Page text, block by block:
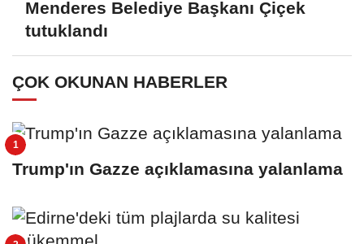
Menderes Belediye Başkanı Çiçek
tutuklandı
ÇOK OKUNAN HABERLER
Trump'ın Gazze açıklamasına yalanlama